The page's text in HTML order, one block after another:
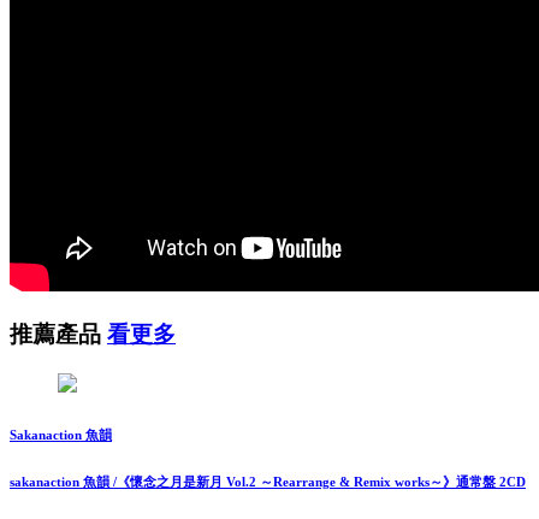
推薦產品 看更多
Sakanaction 魚韻
sakanaction 魚韻 /《懷念之月是新月 Vol.2 ～Rearrange & Remix works～》通常盤 2CD